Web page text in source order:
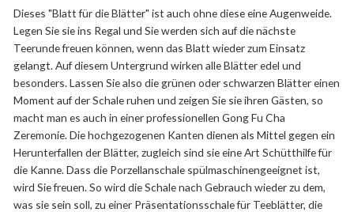
Dieses "Blatt für die Blätter" ist auch ohne diese eine Augenweide.
Legen Sie sie ins Regal und Sie werden sich auf die nächste
Teerunde freuen können, wenn das Blatt wieder zum Einsatz
gelangt. Auf diesem Untergrund wirken alle Blätter edel und
besonders. Lassen Sie also die grünen oder schwarzen Blätter einen
Moment auf der Schale ruhen und zeigen Sie sie ihren Gästen, so
macht man es auch in einer professionellen Gong Fu Cha
Zeremonie. Die hochgezogenen Kanten dienen als Mittel gegen ein
Herunterfallen der Blätter, zugleich sind sie eine Art Schütthilfe für
die Kanne. Dass die Porzellanschale spülmaschinengeeignet ist,
wird Sie freuen. So wird die Schale nach Gebrauch wieder zu dem,
was sie sein soll, zu einer Präsentationsschale für Teeblätter, die